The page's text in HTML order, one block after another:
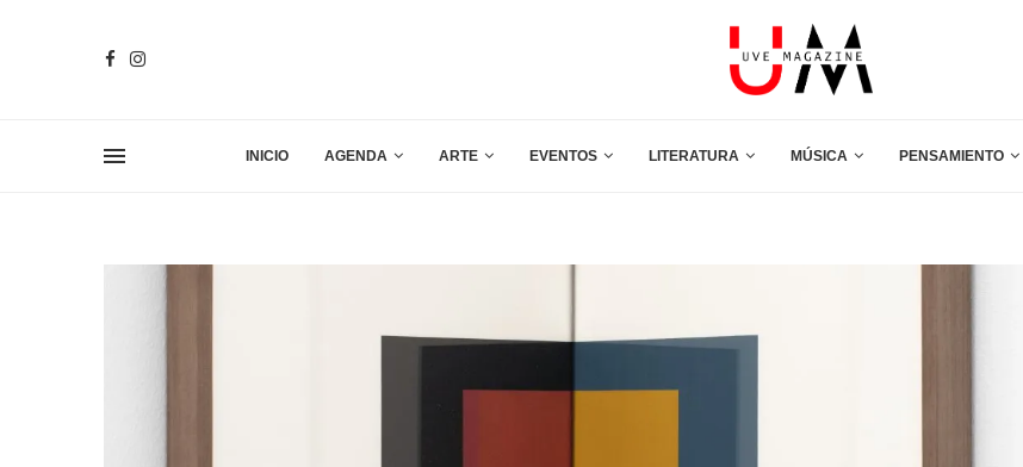
INICIO AGENDA ARTE EVENTOS LITERATURA MÚSICA PENSAMIENTO